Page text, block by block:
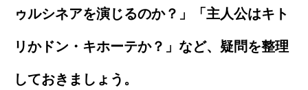
ゥルシネアを演じるのか？」「主人公はキト
リかドン・キホーテか？」など、疑問を整理
しておきましょう。